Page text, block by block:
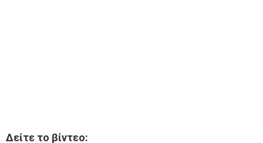
Δείτε το βίντεο: